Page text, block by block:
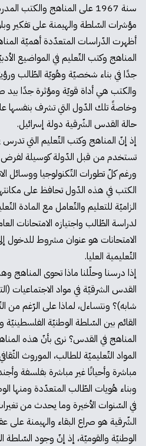
سنة 1967 على المناهج
مؤشرات السّلطة والهيمنة على تفكير
أظهرت الدّراسات المتعدّدة أهميّة
المناهج وكتب التّعليم في المواضيع
جدًا في بناء شخصيّة وهُويّة الطّالب
والكتب هي أداة قويّة ومؤثرة جدًا بيد
وخاصةً تلك الدّول التي تشرف بنفسها
حالة القدس الشّرقية دولة إسرائيل.
إذ إنّ المناهج وكتب التّعليم التي
تستخدم من قبل الدّولة كوسيلة لفرض
ورغم كلّ تطورات التّكنولوجيا ووسائل
الكتب في هذه الدّول تحافظ على
الزاميّة للتعليم والتّعامل مع المادة
لدراسة الطّالب واجتيازه الامتحانات
الامتحانات هو عنوان مشروط للدخول
التّعليمية العليا.
إذا درسنا وحلّلنا ماذا تحوى
القدس الشرقيّة في مواد الاجتماعيات
شابه)؟ ونتساءل، لماذا على الرّغم من
القائم بين السّلطة الوطنيّة
المناهج في القدس؟ نرى بأنّ هذه
المواد التّعليميّة للطالب، الموروث
مباشرة وأحيانًا غير مباشرة بفلسفة
وبناء هُويات الطّالب المتعدّدة ومنها
في السّنوات الأخيرة وما يحدث من
الشّرقية هو صراع البقاء والهيمنة على
الوطنيّة والقوميّة، إذ إنّ وجود السّلطة